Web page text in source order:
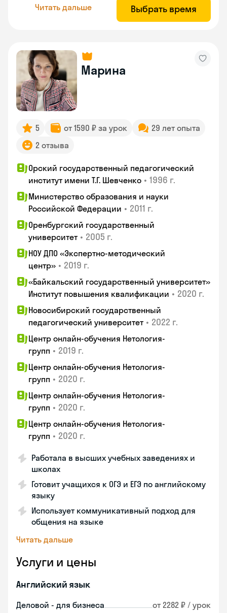
Читать дальше Выбрать время
Марина
5 от 1590 ₽ за урок
29 лет опыта
2 отзыва
Орский государственный педагогический
институт имени Т.Г. Шевченко • 1996 г.
Министерство образования и науки
Российской Федерации • 2011 г.
Оренбургский государственный
университет • 2005 г.
НОУ ДПО «Экспертно-методический
центр» • 2019 г.
«Байкальский государственный университет»
Институт повышения квалификации • 2020 г.
Новосибирский государственный
педагогический университет • 2022 г.
Центр онлайн-обучения Нетология-
групп • 2019 г.
Центр онлайн-обучения Нетология-
групп • 2020 г.
Центр онлайн-обучения Нетология-
групп • 2020 г.
Центр онлайн-обучения Нетология-
групп • 2020 г.
Работала в высших учебных заведениях и
школах
Готовит учащихся к ОГЭ и ЕГЭ по английскому
языку
Использует коммуникативный подход для
общения на языке
Читать дальше
Услуги и цены
Английский язык
Деловой - для бизнеса от 2282 ₽ / урок